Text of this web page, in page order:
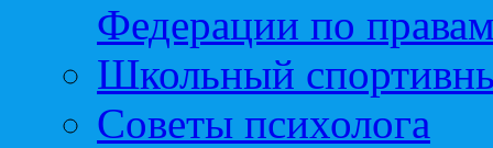
Федерации по
Школьный
Советы психолога